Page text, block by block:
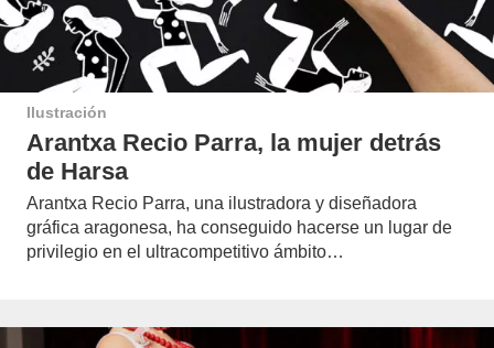
Ilustración
Arantxa Recio Parra, la mujer detrás
de Harsa
Arantxa Recio Parra, una ilustradora y diseñadora
gráfica aragonesa, ha conseguido hacerse un lugar de
privilegio en el ultracompetitivo ámbito…